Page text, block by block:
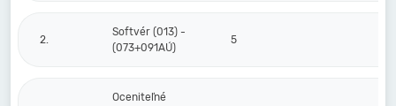
2.
Softvér (013) -
(073+091AÚ)
5
Oceniteľné